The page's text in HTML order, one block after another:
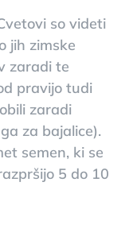
so videti
jih zimske
zaradi te
pravijo tudi
zaradi
za bajalice).
semen, ki se
5 do 10